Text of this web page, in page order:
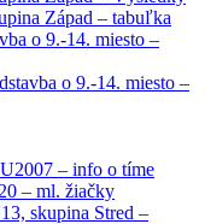
Západ – tabuľka
o 9.-14. miesto –
o 9.-14. miesto –
– info o tíme
– ml. žiačky
skupina Stred –